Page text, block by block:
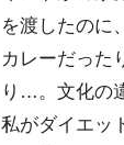
を渡したのに
カレーだった
り…。文化の
私がダイエッ